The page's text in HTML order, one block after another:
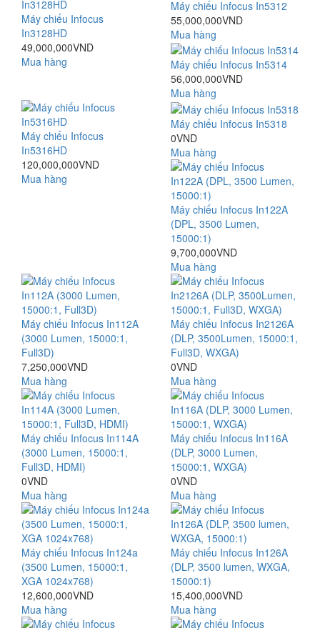
Máy chiếu Infocus
In3128HD
49,000,000VND
Mua hàng
Máy chiếu Infocus In5312
55,000,000VND
Mua hàng
Máy chiếu Infocus In5314
56,000,000VND
Mua hàng
Máy chiếu Infocus
In5316HD
120,000,000VND
Mua hàng
Máy chiếu Infocus In5318
0VND
Mua hàng
Máy chiếu Infocus In122A
(DPL, 3500 Lumen,
15000:1)
9,700,000VND
Mua hàng
Máy chiếu Infocus In112A
(3000 Lumen, 15000:1,
Full3D)
7,250,000VND
Mua hàng
Máy chiếu Infocus In2126A
(DLP, 3500Lumen, 15000:1,
Full3D, WXGA)
0VND
Mua hàng
Máy chiếu Infocus In114A
(3000 Lumen, 15000:1,
Full3D, HDMI)
0VND
Mua hàng
Máy chiếu Infocus In116A
(DLP, 3000 Lumen,
15000:1, WXGA)
0VND
Mua hàng
Máy chiếu Infocus In124a
(3500 Lumen, 15000:1,
XGA 1024x768)
12,600,000VND
Mua hàng
Máy chiếu Infocus In126A
(DLP, 3500 lumen, WXGA,
15000:1)
15,400,000VND
Mua hàng